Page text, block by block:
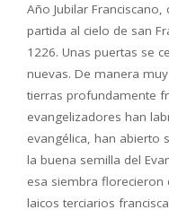
Año Jubilar
partida al cielo de san
1226. Unas puertas se
nuevas. De manera
tierras profundamente
evangelizadores han
evangélica, han abierto
la buena semilla del
esa siembra florecieron
laicos terciarios